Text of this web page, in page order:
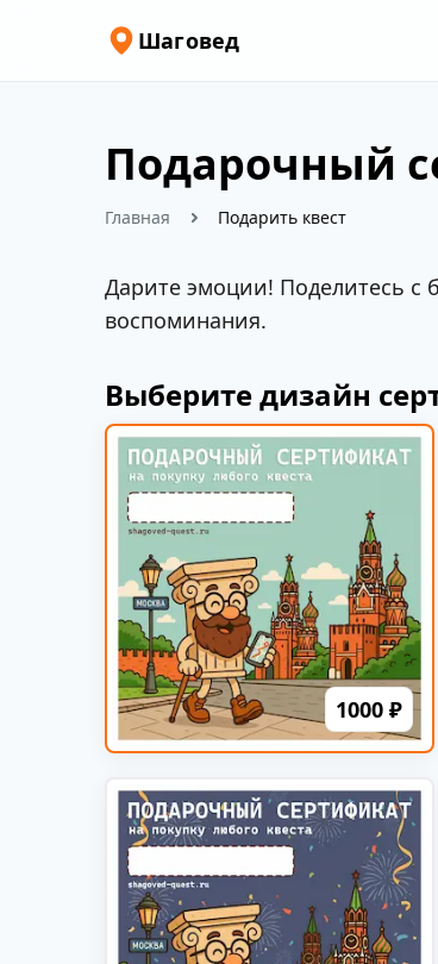
Шаговед
Подарочный
Главная Подарить квест
Дарите эмоции! Поделитесь с
воспоминания.
Выберите дизайн
1000 ₽